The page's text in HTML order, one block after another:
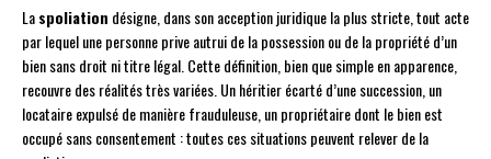
Laspoliation désigne, dans son acception juridique la plus stricte, tout acte
par lequel une personne prive autrui de la possession ou de la propriété d’un
bien sans droit ni titre légal. Cette définition, bien que simple en apparence,
recouvre des réalités très variées. Un héritier écarté d’une succession, un
locataire expulsé de manière frauduleuse, un propriétaire dont le bien est
occupé sans consentement : toutes ces situations peuvent relever de la